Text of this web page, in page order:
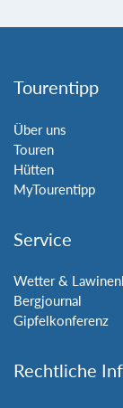
Tourentipp
Über uns
Touren
Hütten
MyTourentipp
Service
Wetter &
Bergjournal
Gipfelkonferenz
Rechtliche